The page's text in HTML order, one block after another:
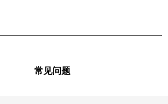
常见问题